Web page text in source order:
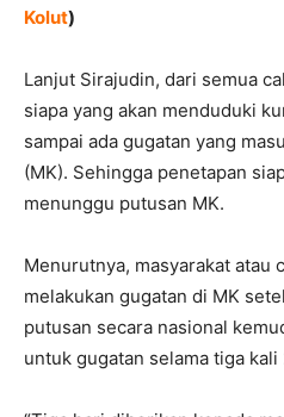
Kolut)
Lanjut Sirajudin, dari semua
siapa yang akan menduduki
sampai ada gugatan yang
(MK). Sehingga penetapan
menunggu putusan MK.
Menurutnya, masyarakat atau
melakukan gugatan di MK
putusan secara nasional
untuk gugatan selama tiga kali